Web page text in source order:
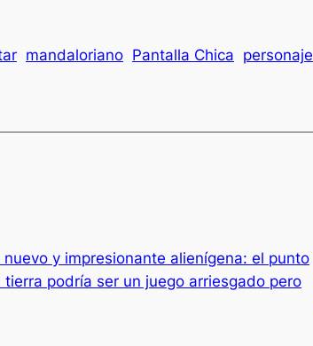
mandaloriano Pantalla Chica personaje
nuevo y impresionante alienígena: el punto
podría ser un juego arriesgado pero